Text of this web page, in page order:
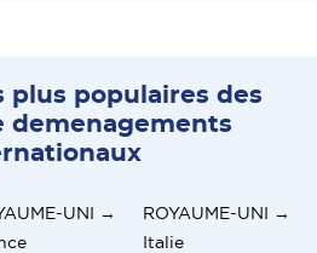
plus populaires des
demenagements
UNI →
ROYAUME-UNI →
Italie